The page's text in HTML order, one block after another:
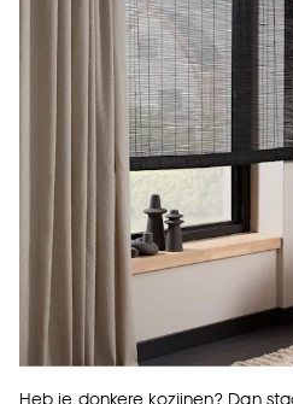
Heb je donkere kozijnen? Dan